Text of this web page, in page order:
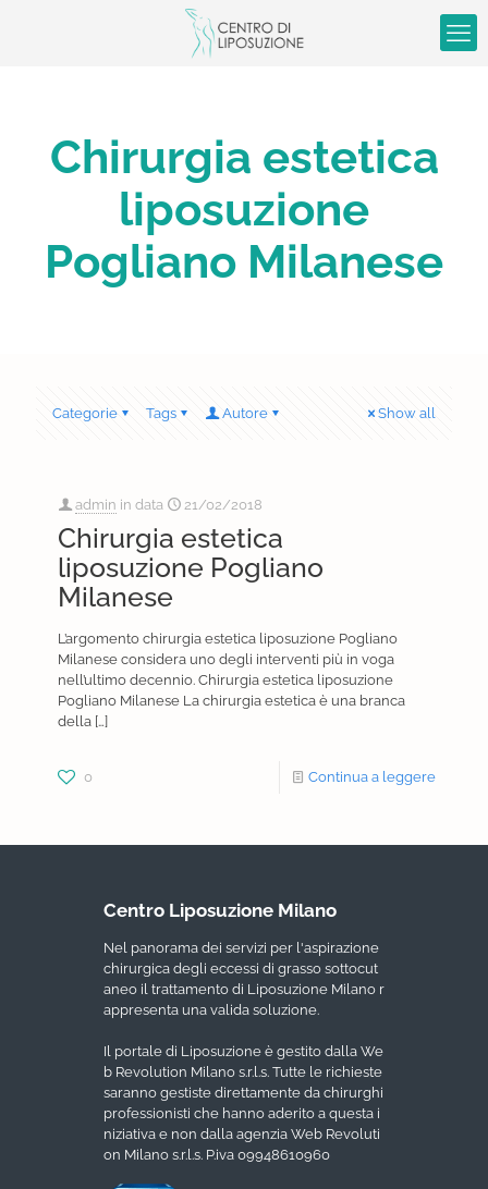
Chirurgia estetica
liposuzione
Pogliano Milanese
Categorie Tags Autore Show all
admin in data 21/02/2018
Chirurgia estetica
liposuzione Pogliano
Milanese
L’argomento chirurgia estetica liposuzione Pogliano
Milanese considera uno degli interventi più in voga
nell’ultimo decennio. Chirurgia estetica liposuzione
Pogliano Milanese La chirurgia estetica è una branca
della […]
0 Continua a leggere
Centro Liposuzione Milano
Nel panorama dei servizi per l'aspirazione
chirurgica degli eccessi di grasso sottocut
aneo il trattamento di Liposuzione Milano r
appresenta una valida soluzione.
Il portale di Liposuzione è gestito dalla We
b Revolution Milano s.r.l.s. Tutte le richieste
saranno gestiste direttamente da chirurghi
professionisti che hanno aderito a questa i
niziativa e non dalla agenzia Web Revoluti
on Milano s.r.l.s. P.iva 09948610960